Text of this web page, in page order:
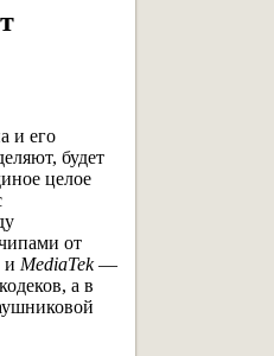
и его
будет
целое
от
и MediaTek—
а в